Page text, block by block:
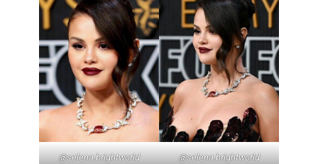
@selena.brightworld @selena.brightworld